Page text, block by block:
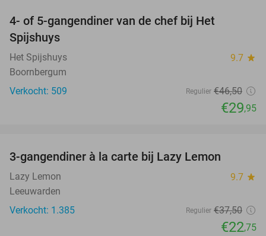
4- of 5-gangendiner van de chef bij Het
Spijshuys
Het Spijshuys 9.7 star
Boornbergum
Verkocht: 509
Regulier €46,50
€29,95
3-gangendiner à la carte bij Lazy Lemon
Lazy Lemon 9.7 star
Leeuwarden
Verkocht: 1.385
Regulier €37,50
€22,75